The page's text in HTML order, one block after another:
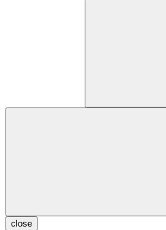
close